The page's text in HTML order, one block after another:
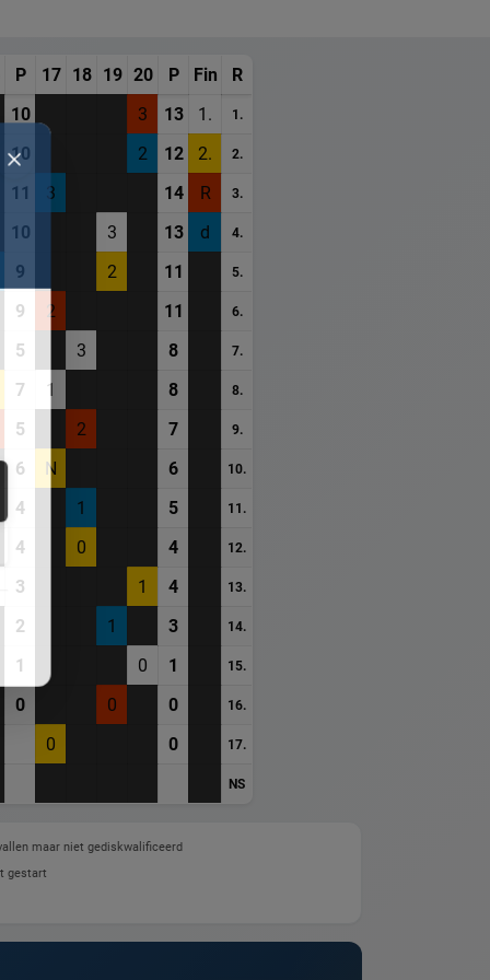
P 17 18 19 20 P Fin
R
10 3 13 1. 1.
10 2 12 2. 2.
11 3 14 R 3.
10 3 13 d 4.
9 2 11 5.
9 2 11 6.
5 3 8 7.
7 1 8 8.
5 2 7 9.
6 N 6 10.
4 1 5 11.
4 0 4 12.
3 1 4 13.
2 1 3 14.
1 0 1 15.
0 0 0 16.
0 0 17.
NS
maar niet gediskwalificeerd
gestart